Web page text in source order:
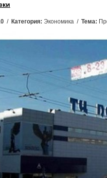
/ Категория: Экономика / Тема: